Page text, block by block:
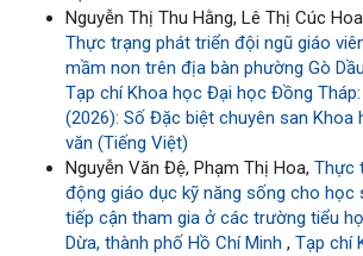
Nguyễn Thị Thu Hằng, Lê Thị Cúc
Thực trạng phát triển đội ngũ giáo
mầm non trên địa bàn phường Gò
Tạp chí Khoa học Đại học Đồng Tháp:
(2026): Số Đặc biệt chuyên san Khoa
văn (Tiếng Việt)
Nguyễn Văn Đệ, Phạm Thị Hoa, Thực
động giáo dục kỹ năng sống cho học
tiếp cận tham gia ở các trường tiểu
Dừa, thành phố Hồ Chí Minh , Tạp chí